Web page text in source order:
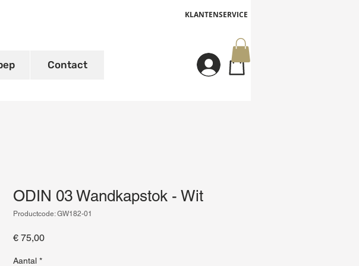
KLANTENSERVICE
Contact Inloggen
ODIN 03 Wandkapstok - Wit
Productcode: GW182-01
€ 75,00Prijs
Aantal *